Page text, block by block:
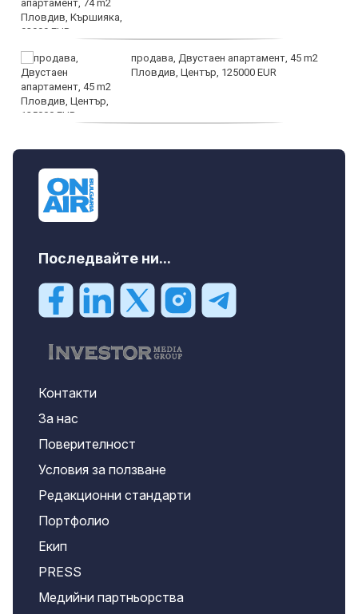
продава, Двустаен апартамент, 45 m2
Пловдив, Център, 125000 EUR
Последвайте ни...
Контакти
За нас
Поверителност
Условия за ползване
Редакционни стандарти
Портфолио
Екип
PRESS
Медийни партньорства